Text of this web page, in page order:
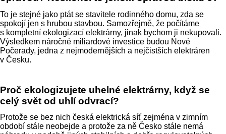
To je stejné jako ptát se stavitele rodinného domu, zda se
spokojí jen s hrubou stavbou. Samozřejmě, že počítáme
s kompletní ekologizací elektrárny, jinak bychom ji nekupovali.
Výsledkem náročné miliardové investice budou Nové
Počerady, jedna z nejmodernějších a nejčistších elektráren
v Česku.
Proč ekologizujete uhelné elektrárny, když se
celý svět od uhlí odvrací?
Protože se bez nich česká elektrická síť zejména v zimním
období stále neobejde a protože za ně Česko stále nemá